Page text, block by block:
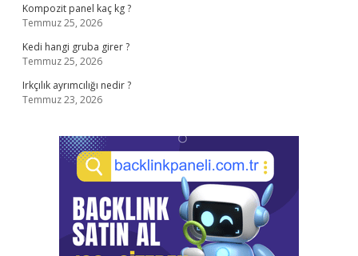
Kompozit panel kaç kg ?
Temmuz 25, 2026
Kedi hangi gruba girer ?
Temmuz 25, 2026
Irkçılık ayrımcılığı nedir ?
Temmuz 23, 2026